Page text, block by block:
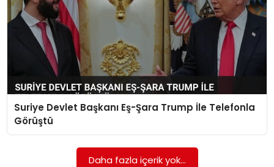
SAĞLIK
EĞITIM
SPOR
EKONOMI
Suriye Devlet Başkanı Eş-Şara Trump İle Telefonla
Görüştü
Daha fazla içerik yok...